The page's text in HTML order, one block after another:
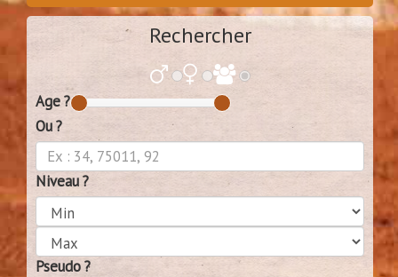
Rechercher
Age ?
Ou ?
Niveau ?
Pseudo ?